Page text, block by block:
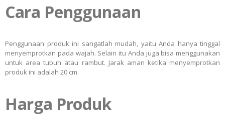
Cara Penggunaan
Penggunaan produk ini sangatlah mudah, yaitu Anda hanya tinggal
menyemprotkan pada wajah. Selain itu Anda juga bisa menggunakan
untuk area tubuh atau rambut. Jarak aman ketika menyemprotkan
produk ini adalah 20 cm.
Harga Produk